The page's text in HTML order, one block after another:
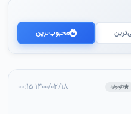
محبوب‌ترین
تازه‌وارد
۱۴۰۰/۰۲/۱۸ ۰۰:۱۵